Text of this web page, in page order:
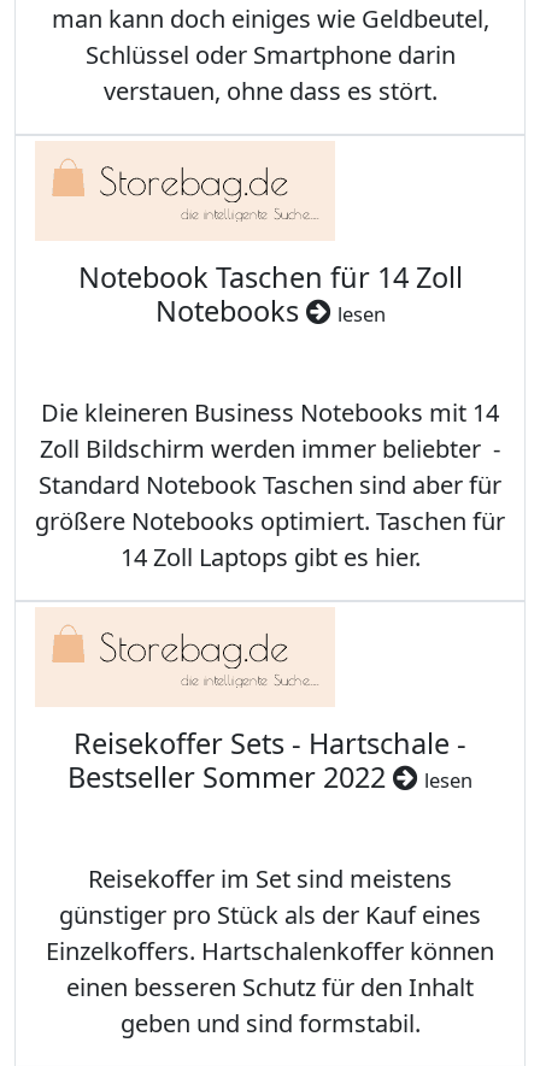
man kann doch einiges wie Geldbeutel,
Schlüssel oder Smartphone darin
verstauen, ohne dass es stört.
Notebook Taschen für 14 Zoll
Notebooks
lesen
Die kleineren Business Notebooks mit 14
Zoll Bildschirm werden immer beliebter -
Standard Notebook Taschen sind aber für
größere Notebooks optimiert. Taschen für
14 Zoll Laptops gibt es hier.
Reisekoffer Sets - Hartschale -
Bestseller Sommer 2022
lesen
Reisekoffer im Set sind meistens
günstiger pro Stück als der Kauf eines
Einzelkoffers. Hartschalenkoffer können
einen besseren Schutz für den Inhalt
geben und sind formstabil.